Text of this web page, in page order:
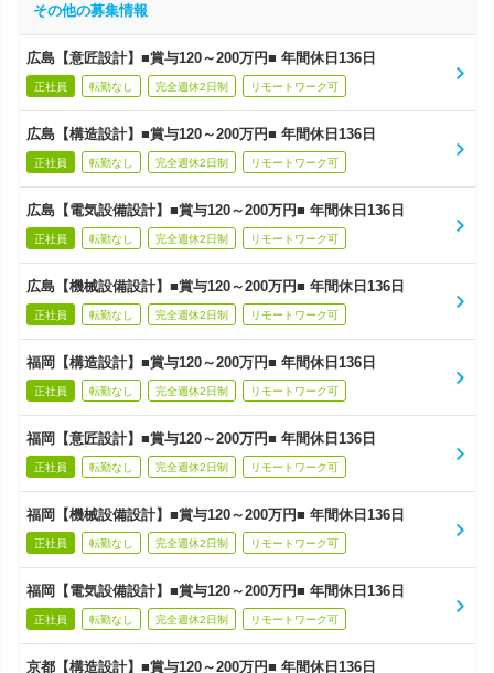
その他の募集情報
広島【意匠設計】■賞与120～200万円■ 年間休日136日
正社員 転勤なし 完全週休2日制 リモートワーク可
広島【構造設計】■賞与120～200万円■ 年間休日136日
正社員 転勤なし 完全週休2日制 リモートワーク可
広島【電気設備設計】■賞与120～200万円■ 年間休日136日
正社員 転勤なし 完全週休2日制 リモートワーク可
広島【機械設備設計】■賞与120～200万円■ 年間休日136日
正社員 転勤なし 完全週休2日制 リモートワーク可
福岡【構造設計】■賞与120～200万円■ 年間休日136日
正社員 転勤なし 完全週休2日制 リモートワーク可
福岡【意匠設計】■賞与120～200万円■ 年間休日136日
正社員 転勤なし 完全週休2日制 リモートワーク可
福岡【機械設備設計】■賞与120～200万円■ 年間休日136日
正社員 転勤なし 完全週休2日制 リモートワーク可
福岡【電気設備設計】■賞与120～200万円■ 年間休日136日
正社員 転勤なし 完全週休2日制 リモートワーク可
京都【構造設計】■賞与120～200万円■ 年間休日136日